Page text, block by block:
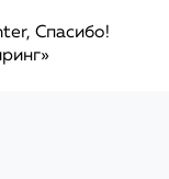
Спасибо!